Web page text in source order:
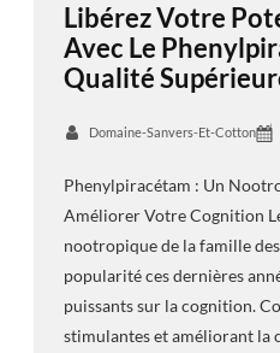
Libérez Votre
Avec Le
Qualité
Domaine-Sanvers-Et-Cotton
Phenylpiracétam : Un
Améliorer Votre Cognition
nootropique de la famille
popularité ces dernières
puissants sur la cognition.
stimulantes et améliorant la